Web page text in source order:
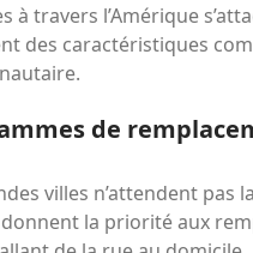
à travers l’Amérique
des caractéristiques
de
villes n’attendent
la priorité aux